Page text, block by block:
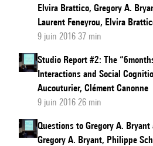
Neuroscience:
Thierry
De
Mey,
Clément
Canonne,
Philippe
Schlenker
Elvira Brattico, Gregory A.
Laurent Feneyrou, Elvira
9 juin 2016 37 min
Studio Report #2: The
Interactions and Social
Aucouturier, Clément Canonne
9 juin 2016 26 min
Questions to Gregory A.
Gregory A. Bryant, Philippe